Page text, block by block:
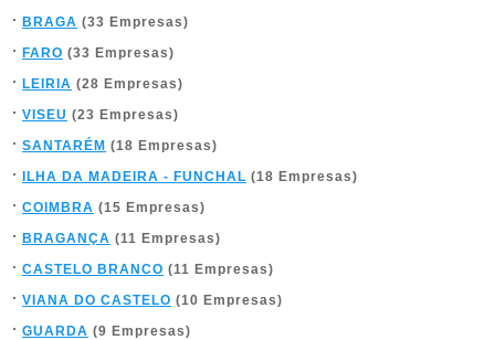
BRAGA (33 Empresas)
FARO (33 Empresas)
LEIRIA (28 Empresas)
VISEU (23 Empresas)
SANTARÉM (18 Empresas)
ILHA DA MADEIRA - FUNCHAL (18 Empresas)
COIMBRA (15 Empresas)
BRAGANÇA (11 Empresas)
CASTELO BRANCO (11 Empresas)
VIANA DO CASTELO (10 Empresas)
GUARDA (9 Empresas)